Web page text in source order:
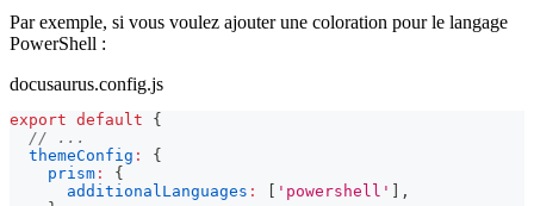
Par exemple, si vous voulez ajouter une coloration pour le langage
PowerShell :
docusaurus.config.js
export default
{
// ...
themeConfig :
{
prism :
{
additionalLanguages : 'powershell'
,